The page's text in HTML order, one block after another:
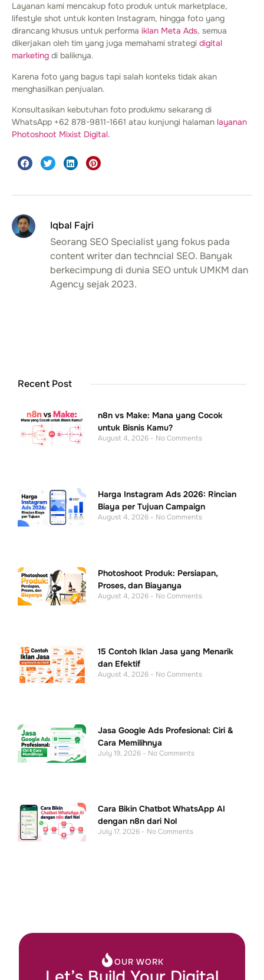
Layanan kami mencakup foto produk untuk marketplace,
lifestyle shot untuk konten Instagram, hingga foto yang
dirancang khusus untuk performa iklan Meta Ads, semua
dikerjakan oleh tim yang juga memahami strategi digital
marketing di baliknya.
Karena foto yang bagus tapi salah konteks tidak akan
menghasilkan penjualan.
Konsultasikan kebutuhan foto produkmu sekarang di
WhatsApp +62 878-9811-1661 atau kunjungi halaman layanan
Photoshoot Mixist Digital.
Iqbal Fajri
Seorang SEO Specialist yang fokus pada
content writer dan techncial SEO. Banyak
berkecimpung di dunia SEO untuk UMKM dan
Agency sejak 2023.
Recent Post
n8n vs Make: Mana yang Cocok
untuk Bisnis Kamu?
August 4, 2026 No Comments
Harga Instagram Ads 2026: Rincian
Biaya per Tujuan Campaign
August 4, 2026 No Comments
Photoshoot Produk: Persiapan,
Proses, dan Biayanya
August 4, 2026 No Comments
15 Contoh Iklan Jasa yang Menarik
dan Efektif
August 4, 2026 No Comments
Jasa Google Ads Profesional: Ciri &
Cara Memilihnya
July 19, 2026 No Comments
Cara Bikin Chatbot WhatsApp AI
dengan n8n dari Nol
July 17, 2026 No Comments
OUR WORK